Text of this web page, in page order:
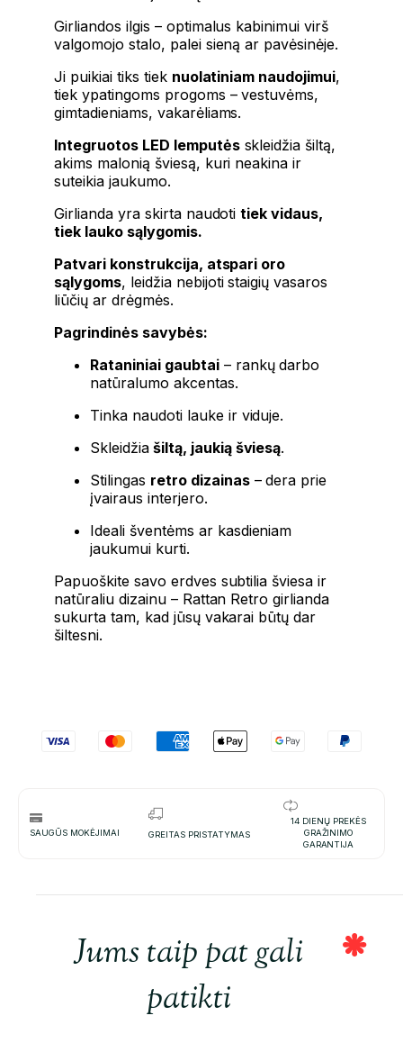
Girliandos ilgis – optimalus kabinimui virš
valgomojo stalo, palei sieną ar pavėsinėje.
Ji puikiai tiks tiek nuolatiniam naudojimui,
tiek ypatingoms progoms – vestuvėms,
gimtadieniams, vakarėliams.
Integruotos LED lemputėsskleidžia šiltą,
akims malonią šviesą, kuri neakina ir
suteikia jaukumo.
Girlianda yra skirta naudotitiek vidaus,
tiek lauko sąlygomis.
Patvari konstrukcija, atspari oro
sąlygoms, leidžia nebijoti staigių vasaros
liūčių ar drėgmės.
Pagrindinės savybės:
Rataniniai gaubtai– rankų darbo
natūralumo akcentas.
Tinka naudoti lauke ir viduje.
Skleidžiašiltą, jaukią šviesą.
Stilingas retro dizainas– dera prie
įvairaus interjero.
Ideali šventėms ar kasdieniam
jaukumui kurti.
Papuoškite savo erdves subtilia šviesa ir
natūraliu dizainu – Rattan Retro girlianda
sukurta tam, kad jūsų vakarai būtų dar
šiltesni.
SAUGŪS MOKĖJIMAI GREITAS PRISTATYMAS
14 DIENŲ PREKĖS
GRAŽINIMO
GARANTIJA
Jums taip pat gali
patikti